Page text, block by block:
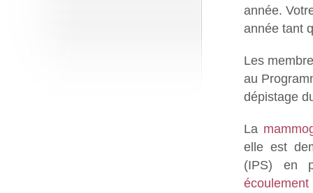
année.
année tant
Les
au
dépistage
La
elle est
(IPS) en